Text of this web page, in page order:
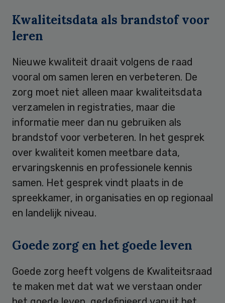
Kwaliteitsdata als brandstof voor
leren
Nieuwe kwaliteit draait volgens de raad
vooral om samen leren en verbeteren. De
zorg moet niet alleen maar kwaliteitsdata
verzamelen in registraties, maar die
informatie meer dan nu gebruiken als
brandstof voor verbeteren. In het gesprek
over kwaliteit komen meetbare data,
ervaringskennis en professionele kennis
samen. Het gesprek vindt plaats in de
spreekkamer, in organisaties en op regionaal
en landelijk niveau.
Goede zorg en het goede leven
Goede zorg heeft volgens de Kwaliteitsraad
te maken met dat wat we verstaan onder